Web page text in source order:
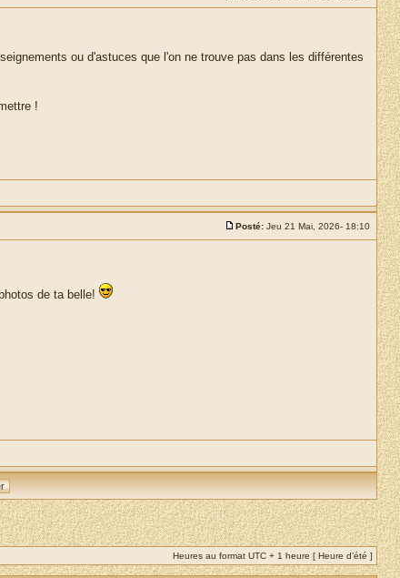
ou d'astuces que l'on ne trouve pas dans les différentes
!
Posté: Jeu 21 Mai, 2026- 18:10
de ta belle!
Heures au format UTC + 1 heure [ Heure d’été ]